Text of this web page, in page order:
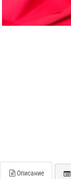
Описание